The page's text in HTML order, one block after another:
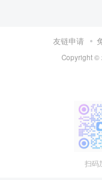
友链申请
Copyright ©
扫码